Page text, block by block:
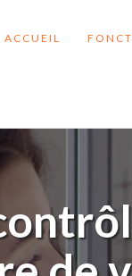
ACCUEIL